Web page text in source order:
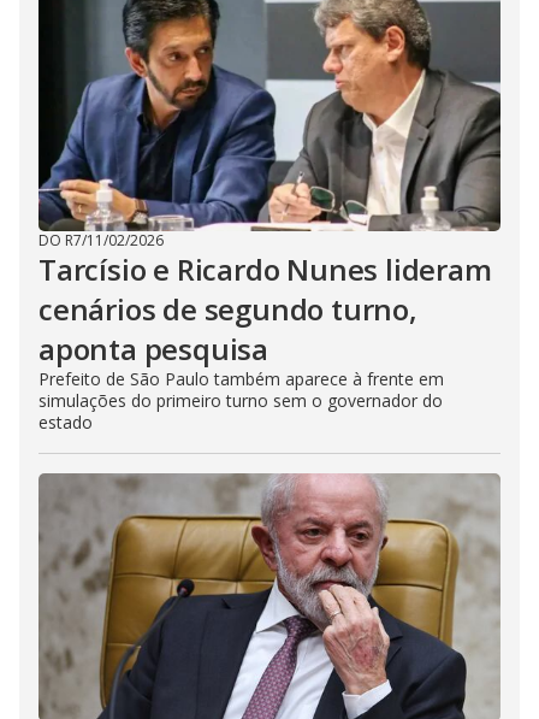
DO R7/11/02/2026
Tarcísio e Ricardo Nunes lideram
cenários de segundo turno,
aponta pesquisa
Prefeito de São Paulo também aparece à frente em
simulações do primeiro turno sem o governador do
estado